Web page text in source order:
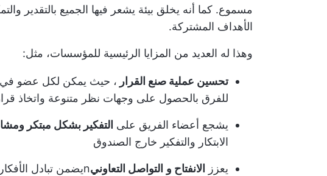
مسموع. كما أنه يخلق بيئة يشعر فيها الجميع بالتقدير
الأهداف المشتركة.
وهذا له العديد من المزايا الرئيسية للمؤسسات، مثل:
تحسين عملية صنع القرار ، حيث يمكن لكل عضو في
للفرق بالحصول على وجهات نظر متنوعة واتخاذ
يشجع أعضاء الفريق على التفكير بشكل مبتكر
الابتكار والتفكير خارج الصندوق
يعزز الانفتاح و التواصل التعاونيnيضمن تبادل